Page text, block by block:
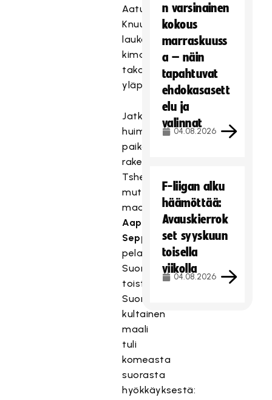
Aatu
Knuutin
laukaus
kimahti
takaisin
yläputkesta.
Jatkoajan
huimimmat
paikat
rakensi
Tshekki,
mutta
maalivahti
Aapo
Seppälä
pelasti
Suomen
toistuvasti.
Suomen
kultainen
maali
tuli
komeasta
suorasta
hyökkäyksestä:
n varsinainen
kokous
marraskuuss
a – näin
tapahtuvat
ehdokasasett
elu ja
valinnat
04.08.2026
F-liigan alku
häämöttää:
Avauskierrok
set syyskuun
toisella
viikolla
04.08.2026